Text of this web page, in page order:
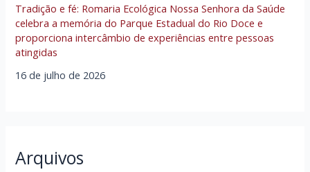
Tradição e fé: Romaria Ecológica Nossa Senhora da Saúde
celebra a memória do Parque Estadual do Rio Doce e
proporciona intercâmbio de experiências entre pessoas
atingidas
16 de julho de 2026
Arquivos